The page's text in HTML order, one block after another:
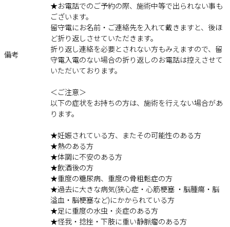
備考
★お電話でのご予約の際、施術中等で出られない事も
ございます。
留守電にお名前・ご連絡先を入れて戴きますと、後ほ
ど折り返しさせていただきます。
折り返し連絡を必要とされない方もみえますので、留
守電入電のない場合の折り返しのお電話は控えさせて
いただいております。
＜ご注意＞
以下の症状をお持ちの方は、施術を行えない場合があ
ります。
★妊娠されている方、またその可能性のある方
★熱のある方
★体調に不安のある方
★飲酒後の方
★重度の糖尿病、重度の骨粗鬆症の方
★過去に大きな病気(狭心症・心筋梗塞 ・脳腫瘍・脳
溢血・脳梗塞など)にかかられている方
★足に重度の水虫・炎症のある方
★怪我・捻挫・下肢に重い静脈瘤のある方